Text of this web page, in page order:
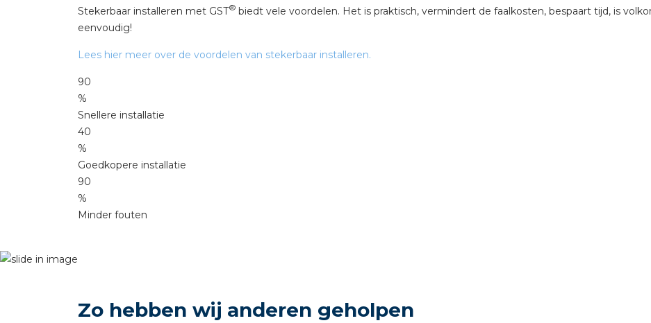
Stekerbaar installeren met GST® biedt vele voordelen. Het is praktisch, vermindert de faalkosten, bespaart tijd, is
eenvoudig!
Lees hier meer over de voordelen van stekerbaar installeren.
90
%
Snellere installatie
40
%
Goedkopere installatie
90
%
Minder fouten
Zo hebben wij anderen geholpen